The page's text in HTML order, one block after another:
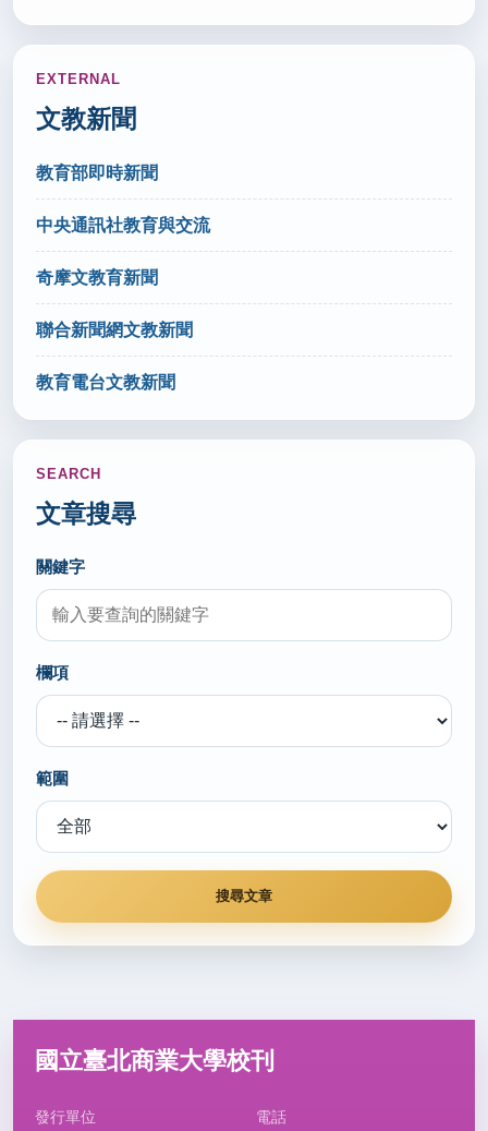
2026/06/04
補足稀缺類科師資 教育部115學年擴大學士後師培班
(轉載自 聯合報 115.6.4)
秘書室公關組
2026/06/03
關鍵(轉載自 聯合報 115.6.3)
秘書室公關組
2026/06/02
教育經費基準委員會排除教師、校長代表 教團批黑箱
(轉載自 聯合報 115.6.2)
秘書室公關組
2026/06/01
邱坤良、廖慶松、徐仁修 獲行政院文化獎(轉載自 聯
秘書室公關組
2026/05/29
大學申請入學即日起陸續公告正、備取 後續注意事項
一次看(轉載自 聯合報 115.5.29)
秘書室公關組
2026/05/27
2026/05/26
(轉載自 國立教育廣播電台 115.5.26)
EXTERNAL
文教新聞
教育部即時新聞
中央通訊社教育與交流
奇摩文教育新聞
聯合新聞網文教新聞
教育電台文教新聞
SEARCH
文章搜尋
關鍵字
欄項
範圍
國立臺北商業大學校刊
發行單位 電話